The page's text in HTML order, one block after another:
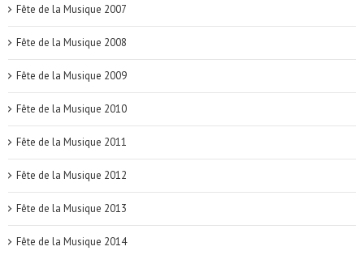
Fête de la Musique 2007
Fête de la Musique 2008
Fête de la Musique 2009
Fête de la Musique 2010
Fête de la Musique 2011
Fête de la Musique 2012
Fête de la Musique 2013
Fête de la Musique 2014